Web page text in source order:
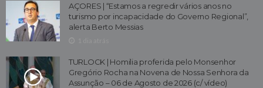
AÇORES | “Estamos a regredir vários anos no
turismo por incapacidade do Governo Regional”,
alerta Berto Messias
TURLOCK | Homilia proferida pelo Monsenhor
Gregório Rocha na Novena de Nossa Senhora da
Assunção – 06 de Agosto de 2026 (c/ vídeo)